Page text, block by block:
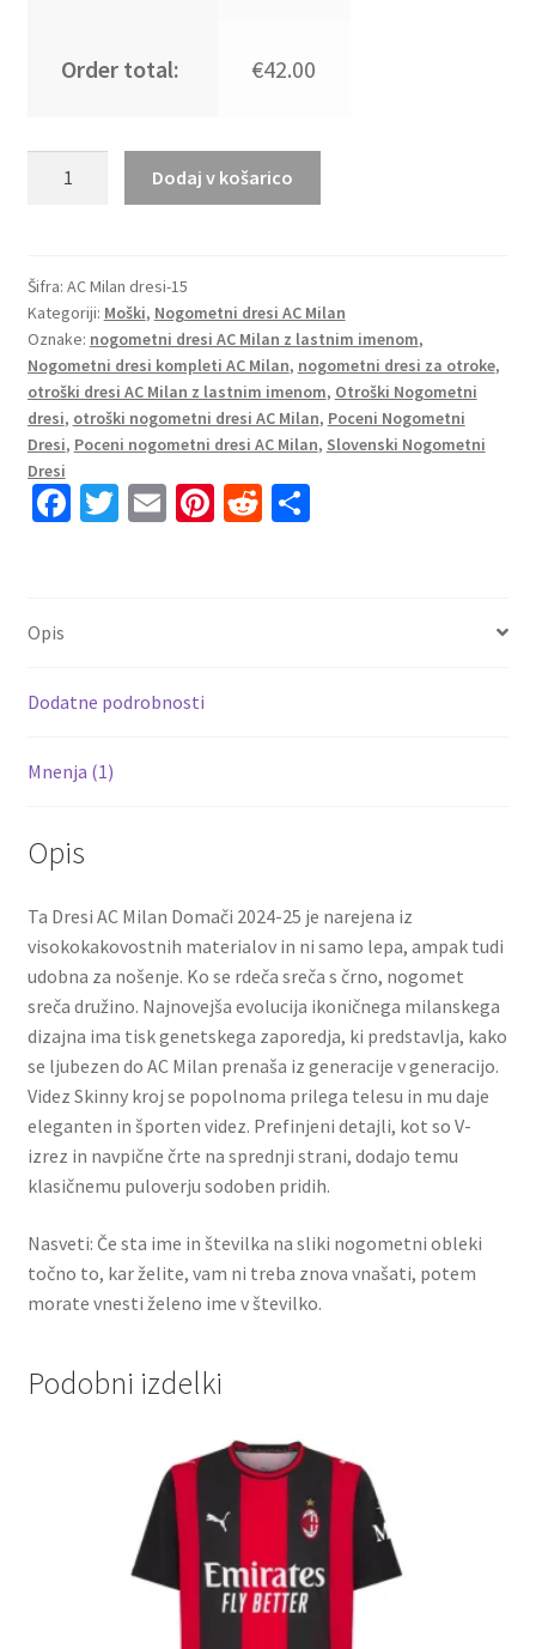
Order total: €42.00
AC
Milan
Domači
2024-
25
Kratek
Rokav
(+
Kratke
Dodaj v košarico
Šifra: AC Milan dresi-15
Kategoriji: Moški, Nogometni dresi AC Milan
Oznake: nogometni dresi AC Milan z lastnim imenom,
Nogometni dresi kompleti AC Milan, nogometni dresi za otroke,
otroški dresi AC Milan z lastnim imenom, Otroški Nogometni
dresi, otroški nogometni dresi AC Milan, Poceni Nogometni
Dresi, Poceni nogometni dresi AC Milan, Slovenski Nogometni
Dresi
Fa
k
T E Pi R S
Opis
Dodatne podrobnosti
Mnenja (1)
Opis
Ta Dresi AC Milan Domači 2024-25 je narejena iz
visokokakovostnih materialov in ni samo lepa, ampak tudi
udobna za nošenje. Ko se rdeča sreča s črno, nogomet
sreča družino. Najnovejša evolucija ikoničnega milanskega
dizajna ima tisk genetskega zaporedja, ki predstavlja, kako
se ljubezen do AC Milan prenaša iz generacije v generacijo.
Videz Skinny kroj se popolnoma prilega telesu in mu daje
eleganten in športen videz. Prefinjeni detajli, kot so V-
izrez in navpične črte na sprednji strani, dodajo temu
klasičnemu puloverju sodoben pridih.
Nasveti: Če sta ime in številka na sliki nogometni obleki
točno to, kar želite, vam ni treba znova vnašati, potem
morate vnesti želeno ime v številko.
Podobni izdelki